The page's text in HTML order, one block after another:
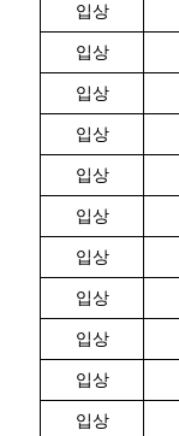
입상
입상
입상
입상
입상
입상
입상
입상
입상
입상
입상